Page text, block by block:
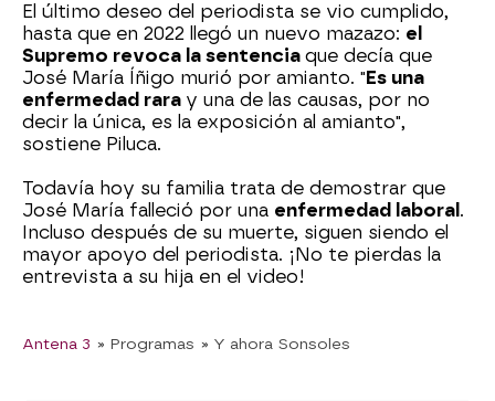
El último deseo del periodista se vio cumplido,
hasta que en 2022 llegó un nuevo mazazo: el
Supremo revoca la sentencia que decía que
José María Íñigo murió por amianto. " Es una
enfermedad rara y una de las causas, por no
decir la única, es la exposición al amianto",
sostiene Piluca.
Todavía hoy su familia trata de demostrar que
José María falleció por una enfermedad laboral .
Incluso después de su muerte, siguen siendo el
mayor apoyo del periodista. ¡No te pierdas la
entrevista a su hija en el video!
Antena 3 » Programas » Y ahora Sonsoles